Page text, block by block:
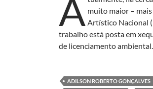
A muito maior –
Artístico Nacional
trabalho está posta em
de licenciamento ambiental.
ADILSON ROBERTO GONÇALVES